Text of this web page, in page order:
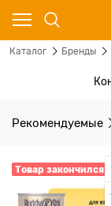
Каталог Бренды
Рекомендуемые
Товар закончился